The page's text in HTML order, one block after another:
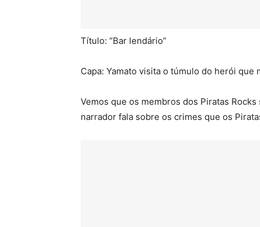
Título: “Bar lendário”
Capa: Yamato visita o túmulo do herói que
Vemos que os membros dos Piratas
narrador fala sobre os crimes que os